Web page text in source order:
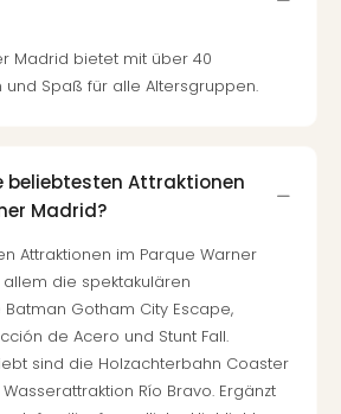
Madrid bietet mit über 40
und Spaß für alle Altersgruppen.
beliebtesten Attraktionen
Madrid?
Attraktionen im Parque Warner
die spektakulären
Gotham City Escape,
de Acero und Stunt Fall.
sind die Holzachterbahn Coaster
Río Bravo. Ergänzt